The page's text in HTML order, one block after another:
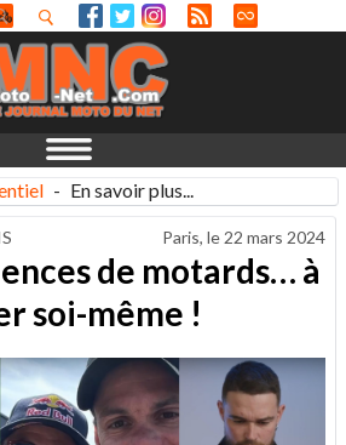
- En savoir plus...
Paris, le 22 mars 2024
de motards… à
soi-même !